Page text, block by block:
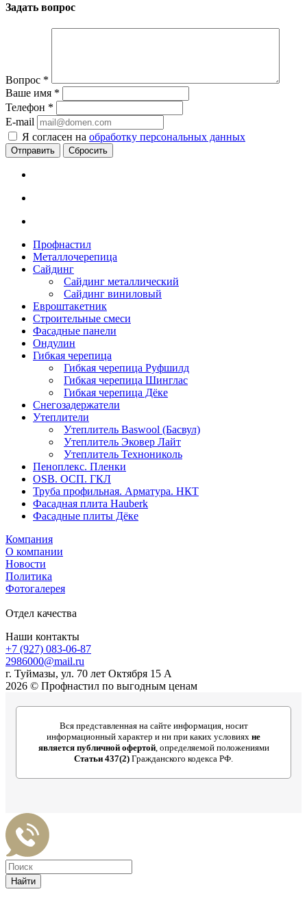
Задать вопрос
Вопрос *
Ваше имя *
Телефон *
E-mail
Я согласен на обработку персональных данных
Сбросить
Профнастил
Металлочерепица
Сайдинг
Сайдинг металлический
Сайдинг виниловый
Евроштакетник
Строительные смеси
Фасадные панели
Ондулин
Гибкая черепица
Гибкая черепица Руфшилд
Гибкая черепица Шинглас
Гибкая черепица Дёке
Снегозадержатели
Утеплители
Утеплитель Baswool (Басвул)
Утеплитель Эковер Лайт
Утеплитель Технониколь
Пеноплекс. Пленки
OSB. ОСП. ГКЛ
Труба профильная. Арматура. НКТ
Фасадная плита Hauberk
Фасадные плиты Дёке
Компания
О компании
Новости
Политика
Фотогалерея
Отдел качества
Наши контакты
+7 (927) 083-06-87
2986000@mail.ru
г. Туймазы, ул. 70 лет Октября 15 А
2026 © Профнастил по выгодным ценам
Вся представленная на сайте информация, носит
информационный характер и ни при каких условиях не
является публичной офертой, определяемой положениями
Статьи 437(2) Гражданского кодекса РФ.
Найти